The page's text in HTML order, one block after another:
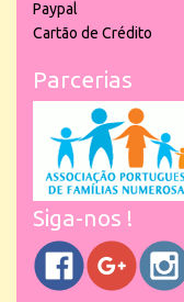
Paypal
Cartão de Crédito
Parcerias
Siga-nos !